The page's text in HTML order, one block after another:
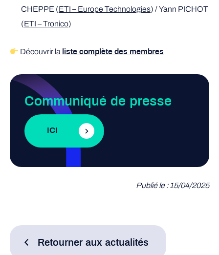
CHEPPE (ETI – Europe Technologies) / Yann PICHOT
(ETI – Tronico)
Découvrir la liste complète des membres
Communiqué de presse
ICI
Publié le : 15/04/2025
Retourner aux actualités